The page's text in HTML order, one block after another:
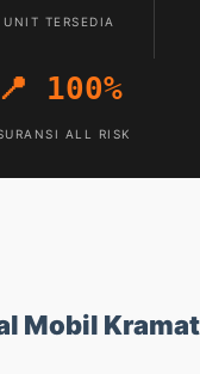
UNIT TERSEDIA
📍 100%
ALL RISK
Mobil Kramat